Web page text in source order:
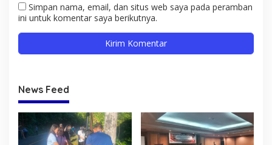
Simpan nama, email, dan situs web saya pada peramban
ini untuk komentar saya berikutnya.
News Feed